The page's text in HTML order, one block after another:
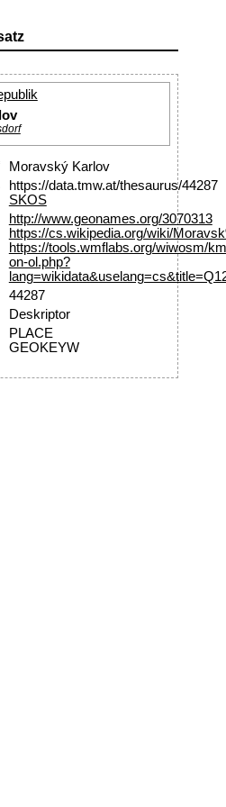
Moravský Karlov
https://data.tmw.at/thesaurus/44287
SKOS
http://www.geonames.org/3070313
https://cs.wikipedia.org/wiki/
https://tools.wmflabs.org/wiwosm/
on-ol.php?
44287
Deskriptor
PLACE
GEOKEYW